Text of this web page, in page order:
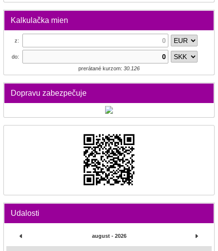
Kalkulačka mien
z:
do:
prerátané kurzom: 30.126
Dopravu zabezpečuje
Udalosti
august - 2026